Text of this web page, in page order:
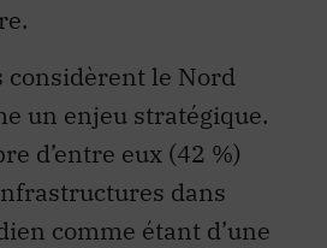
considèrent le Nord
un enjeu stratégique.
d’entre eux (42 %)
dans
comme étant d’une